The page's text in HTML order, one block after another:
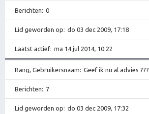
Berichten 0
Lid geworden op do 03 dec 2009, 17:18
Laatst actief ma 14 jul 2014, 10:22
Rang, Gebruikersnaam Geef ik nu al advies ???
Berichten 7
Lid geworden op do 03 dec 2009, 17:32